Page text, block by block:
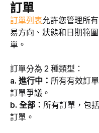
訂單
訂單列表允許您管理所
易方向、狀態和日期範
單。
訂單分為 2 種類型：
a. 進行中： 所有有效訂
訂單爭議。
b. 全部： 所有訂單，包
訂單。